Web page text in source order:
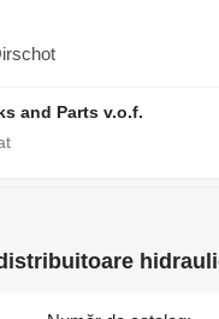
and Parts v.o.f.